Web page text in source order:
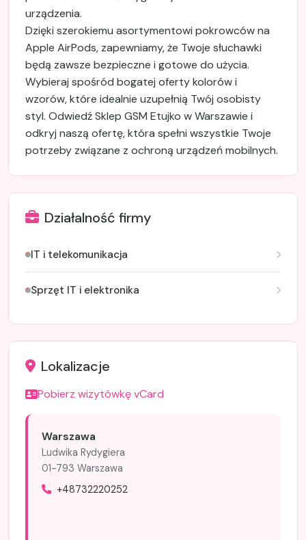
urządzenia.
Dzięki szerokiemu asortymentowi pokrowców na
Apple AirPods, zapewniamy, że Twoje słuchawki
będą zawsze bezpieczne i gotowe do użycia.
Wybieraj spośród bogatej oferty kolorów i
wzorów, które idealnie uzupełnią Twój osobisty
styl. Odwiedź Sklep GSM Etujko w Warszawie i
odkryj naszą ofertę, która spełni wszystkie Twoje
potrzeby związane z ochroną urządzeń mobilnych.
Działalność firmy
IT i telekomunikacja
Sprzęt IT i elektronika
Lokalizacje
Pobierz wizytówkę vCard
Warszawa
Ludwika Rydygiera
01-793 Warszawa
+48732220252